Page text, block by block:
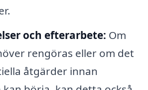
och efterarbete: Om
rengöras eller om det
åtgärder innan